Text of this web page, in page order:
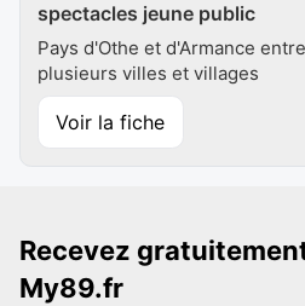
spectacles jeune public
Pays d'Othe et d'Armance
plusieurs villes et villages
Voir la fiche
Recevez
My89.fr